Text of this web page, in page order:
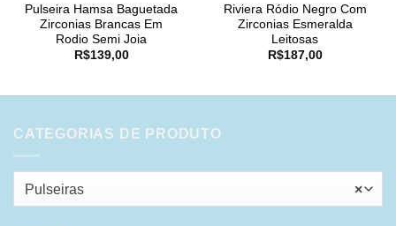
Pulseira Hamsa Baguetada
Zirconias Brancas Em
Rodio Semi Joia
R$139,00
Riviera Ródio Negro Com
Zirconias Esmeralda
Leitosas
R$187,00
CATEGORIAS DE PRODUTO
×
Pulseiras